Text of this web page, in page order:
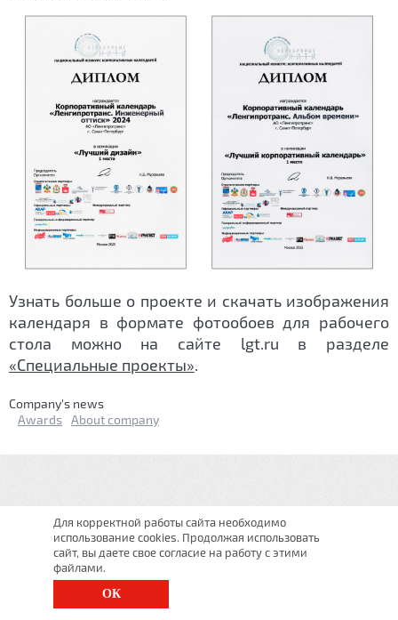
Узнать больше о проекте и скачать изображения
календаря в формате фотообоев для рабочего
стола можно на сайте lgt.ru в разделе
«Специальные проекты».
Сompany's news
Awards About company
Для корректной работы сайта необходимо
использование cookies. Продолжая использовать
сайт, вы даете свое согласие на работу с этими
файлами.
ОК